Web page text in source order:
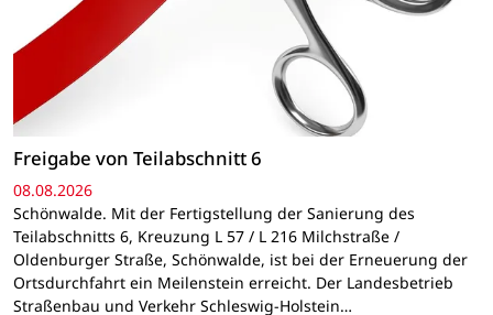
Freigabe von Teilabschnitt 6
08.08.2026
Schönwalde. Mit der Fertigstellung der Sanierung des
Teilabschnitts 6, Kreuzung L 57 / L 216 Milchstraße /
Oldenburger Straße, Schönwalde, ist bei der Erneuerung der
Ortsdurchfahrt ein Meilenstein erreicht. Der Landesbetrieb
Straßenbau und Verkehr Schleswig-Holstein…